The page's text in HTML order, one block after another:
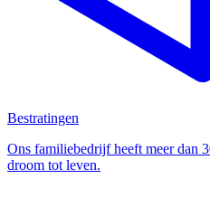
Bestratingen
Ons familiebedrijf heeft meer dan
droom tot leven.